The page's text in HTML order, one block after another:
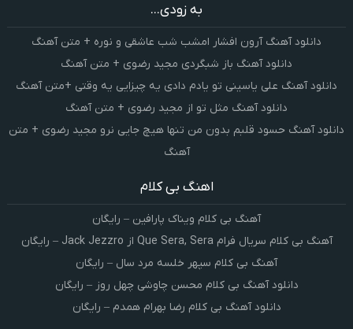
به زودی...
دانلود آهنگ آرون افشار امشب شب عاشقی و نوره + متن آهنگ
دانلود آهنگ باز شبگردی مجید رضوی + متن آهنگ
دانلود آهنگ علی یاسینی تو یادم دادی یه چیزایی یه وقتی +متن آهنگ
دانلود آهنگ مثل تو از مجید رضوی + متن آهنگ
دانلود آهنگ حسود قلبم بدون من تنها هیچ جایی نرو مجید رضوی + متن
آهنگ
اهنگ بی کلام
آهنگ بی کلام ویناک پارافین – رایگان
آهنگ بی کلام سریال فرام Que Sera, Sera از Jack Jezzro – رایگان
آهنگ بی کلام سپهر خلسه مرد سال – رایگان
دانلود آهنگ بی کلام محسن چاوشی چهل روز – رایگان
دانلود آهنگ بی کلام رضا بهرام همدم – رایگان